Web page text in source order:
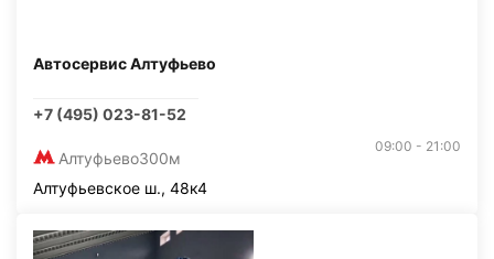
Автосервис Алтуфьево
+7 (495) 023-81-52
Алтуфьево300м
09:00 - 21:00
Алтуфьевское ш., 48к4